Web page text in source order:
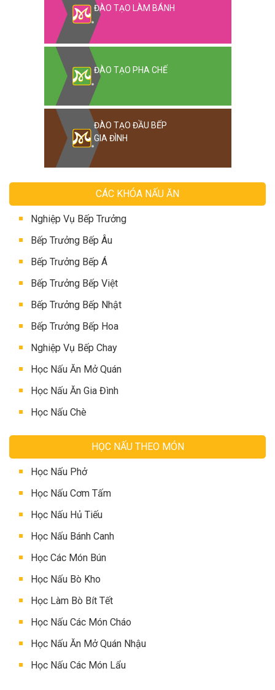
ĐÀO TẠO LÀM BÁNH
ĐÀO TẠO PHA CHẾ
ĐÀO TẠO ĐẦU BẾP
GIA ĐÌNH
CÁC KHÓA NẤU ĂN
Nghiệp Vụ Bếp Trưởng
Bếp Trưởng Bếp Âu
Bếp Trưởng Bếp Á
Bếp Trưởng Bếp Việt
Bếp Trưởng Bếp Nhật
Bếp Trưởng Bếp Hoa
Nghiệp Vụ Bếp Chay
Học Nấu Ăn Mở Quán
Học Nấu Ăn Gia Đình
Học Nấu Chè
HỌC NẤU THEO MÓN
Học Nấu Phở
Học Nấu Cơm Tấm
Học Nấu Hủ Tiếu
Học Nấu Bánh Canh
Học Các Món Bún
Học Nấu Bò Kho
Học Làm Bò Bít Tết
Học Nấu Các Món Cháo
Học Nấu Ăn Mở Quán Nhậu
Học Nấu Các Món Lẩu